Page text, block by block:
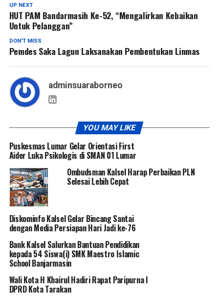
UP NEXT
HUT PAM Bandarmasih Ke-52, “Mengalirkan Kebaikan
Untuk Pelanggan”
DON'T MISS
Pemdes Saka Lagun Laksanakan Pembentukan Linmas
adminsuaraborneo
YOU MAY LIKE
Puskesmas Lumar Gelar Orientasi First
Aider Luka Psikologis di SMAN 01 Lumar
Ombudsman Kalsel Harap Perbaikan PLN
Selesai Lebih Cepat
Diskominfo Kalsel Gelar Bincang Santai
dengan Media Persiapan Hari Jadi ke-76
Bank Kalsel Salurkan Bantuan Pendidikan
kepada 54 Siswa(i) SMK Maestro Islamic
School Banjarmasin
Wali Kota H Khairul Hadiri Rapat Paripurna I
DPRD Kota Tarakan